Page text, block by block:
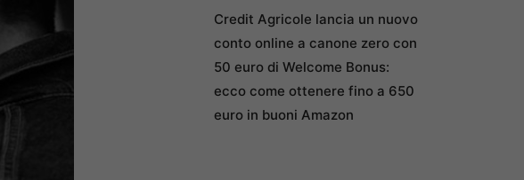
Credit Agricole lancia un nuovo
conto online a canone zero con
50 euro di Welcome Bonus:
ecco come ottenere fino a 650
euro in buoni Amazon